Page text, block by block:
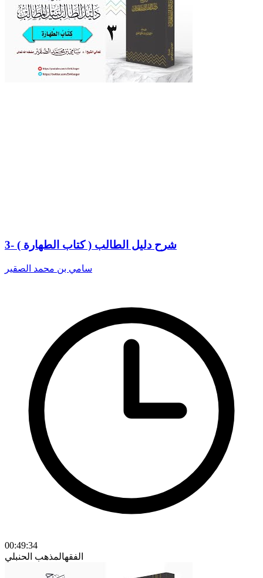
3- شرح دليل الطالب ( كتاب الطهارة )
سامي بن محمد الصقير
00:49:34
الفقهالمذهب الحنبلي